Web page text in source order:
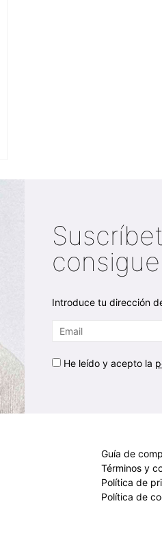
Introduce tu dirección
He leído y acepto la
Guía de
Términos y
Política de
Política de